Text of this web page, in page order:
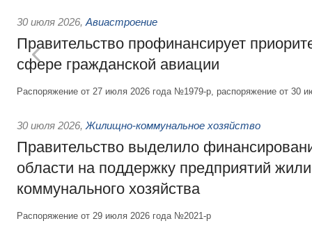
30 июля 2026, Авиастроение
Правительство профинансирует
сфере гражданской авиации
Распоряжение от 27 июля 2026 года №1979-р, распоряжение от 30
30 июля 2026, Жилищно-коммунальное хозяйство
Правительство выделило
области на поддержку предприятий
коммунального хозяйства
Распоряжение от 29 июля 2026 года №2021-р